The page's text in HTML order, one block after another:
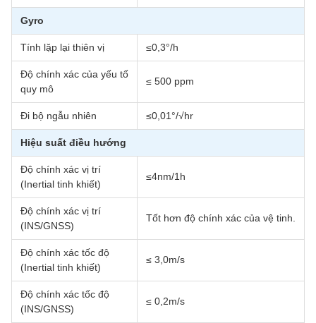
Gyro
Tính lặp lại thiên vị ≤0,3°/h
Độ chính xác của yếu tố
quy mô
≤ 500 ppm
Đi bộ ngẫu nhiên ≤0,01°/√hr
Hiệu suất điều hướng
Độ chính xác vị trí
(Inertial tinh khiết)
≤4nm/1h
Độ chính xác vị trí
(INS/GNSS)
Tốt hơn độ chính xác của vệ tinh.
Độ chính xác tốc độ
(Inertial tinh khiết)
≤ 3,0m/s
Độ chính xác tốc độ
(INS/GNSS)
≤ 0,2m/s